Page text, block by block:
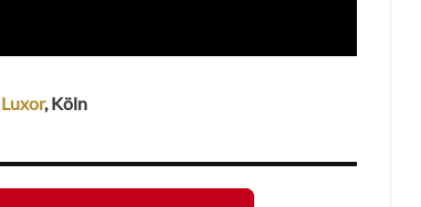
Luxor, Köln